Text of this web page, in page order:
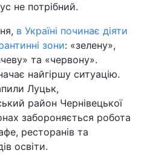
не потрібний.
в Україні починає діяти
зони: «зелену»,
та «червону».
найгіршу ситуацію.
Луцьк,
район Чернівецької
забороняється робота
ресторанів та
освіти.